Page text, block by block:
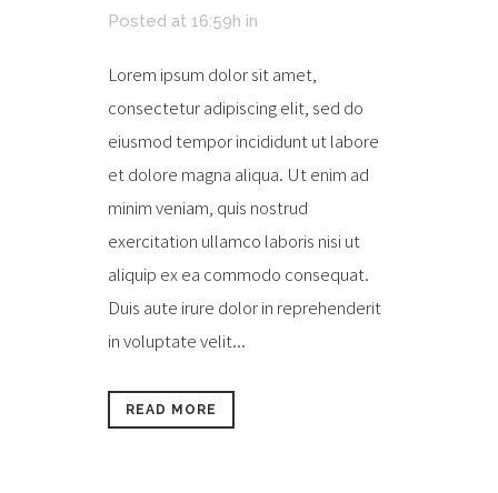
Posted at 16:59h in
Lorem ipsum dolor sit amet,
consectetur adipiscing elit, sed do
eiusmod tempor incididunt ut labore
et dolore magna aliqua. Ut enim ad
minim veniam, quis nostrud
exercitation ullamco laboris nisi ut
aliquip ex ea commodo consequat.
Duis aute irure dolor in reprehenderit
in voluptate velit...
READ MORE